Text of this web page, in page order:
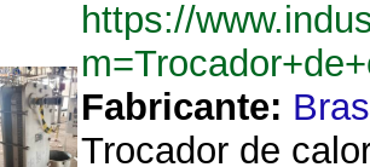
https://
Fabricante:
Trocador de